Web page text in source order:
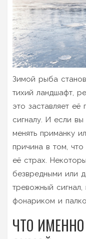
Зимой рыба
тихий ландшафт,
это заставляет
сигналу. И если
менять приманку
причина в том,
её страх.
безвредными или
тревожный
фонариком и
ЧТО